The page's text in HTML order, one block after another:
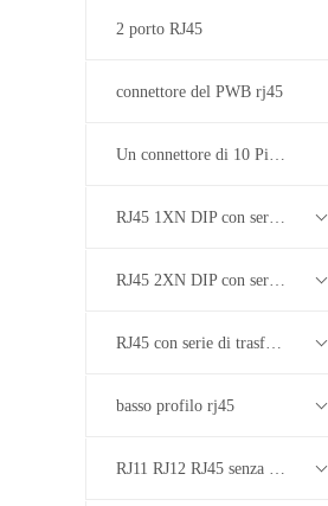
2 porto RJ45
connettore del PWB rj45
Un connettore di 10 Pin RJ45
RJ45 1XN DIP con serie di trasformatori base-T 10/100/1000M
RJ45 2XN DIP con serie di trasformatori base-T 10/100/1000M
RJ45 con serie di trasformatori 2.5G/5G/10G Base-T
basso profilo rj45
RJ11 RJ12 RJ45 senza serie di trasformatori